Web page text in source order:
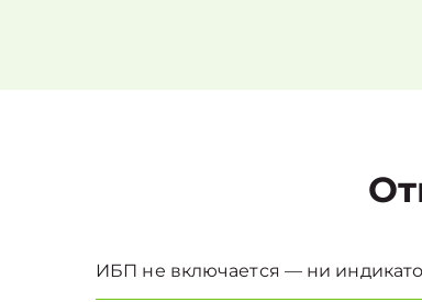
ИБП не включается — ни